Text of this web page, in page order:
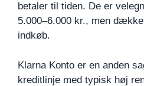
betaler til tiden. De er
5.000–6.000 kr., men
indkøb.
Klarna Konto er en anden
kreditlinje med typisk høj